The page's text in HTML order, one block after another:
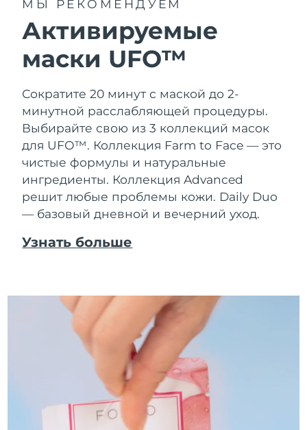
МЫ РЕКОМЕНДУЕМ
Активируемые
маски UFO™
Сократите 20 минут с маской до 2-
минутной расслабляющей процедуры.
Выбирайте свою из 3 коллекций масок
для UFO™. Коллекция Farm to Face — это
чистые формулы и натуральные
ингредиенты. Коллекция Advanced
решит любые проблемы кожи. Daily Duo
— базовый дневной и вечерний уход.
Узнать больше